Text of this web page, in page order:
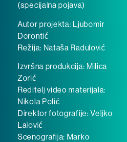
(specijalna pojava)
Autor projekta: Ljubomir
Dorontić
Režija: Nataša Radulović
Izvršna produkcija: Milica
Zorić
Reditelj video materijala:
Nikola Polić
Direktor fotografije: Veljko
Lalović
Scenografija: Marko